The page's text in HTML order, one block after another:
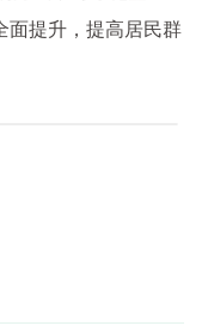
面提升，提高居民群